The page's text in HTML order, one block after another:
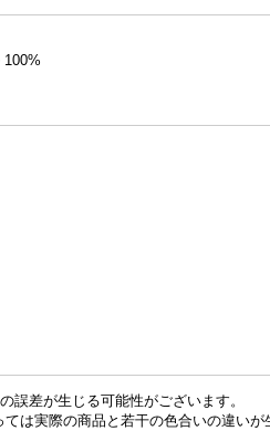
100%
誤差が生じる可能性がございます。
は実際の商品と若干の色合いの違いが